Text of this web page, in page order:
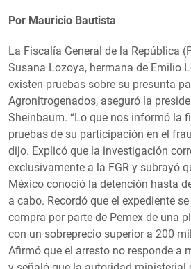
Por Mauricio Bautista
La Fiscalía General de la República
Susana Lozoya, hermana de Emilio
existen pruebas sobre su presunta
Agronitrogenados, aseguró la
Sheinbaum. “Lo que nos informó la
pruebas de su participación en el
dijo. Explicó que la investigación
exclusivamente a la FGR y subrayó
México conoció la detención hasta
a cabo. Recordó que el expediente
compra por parte de Pemex de una
con un sobreprecio superior a 200
Afirmó que el arresto no responde a